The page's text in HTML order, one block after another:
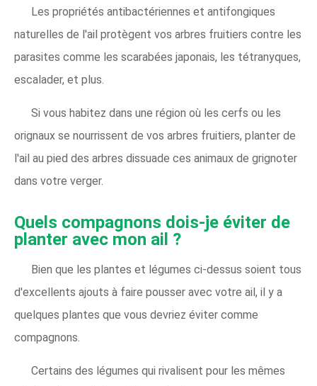
Les propriétés antibactériennes et antifongiques
naturelles de l'ail protègent vos arbres fruitiers contre les
parasites comme les scarabées japonais, les tétranyques,
escalader, et plus.
Si vous habitez dans une région où les cerfs ou les
orignaux se nourrissent de vos arbres fruitiers, planter de
l'ail au pied des arbres dissuade ces animaux de grignoter
dans votre verger.
Quels compagnons dois-je éviter de
planter avec mon ail ?
Bien que les plantes et légumes ci-dessus soient tous
d'excellents ajouts à faire pousser avec votre ail, il y a
quelques plantes que vous devriez éviter comme
compagnons.
Certains des légumes qui rivalisent pour les mêmes